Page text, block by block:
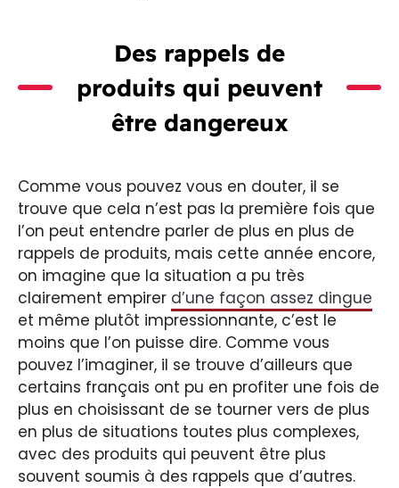
Des rappels de
produits qui peuvent
être dangereux
Comme vous pouvez vous en douter, il se
trouve que cela n’est pas la première fois que
l’on peut entendre parler de plus en plus de
rappels de produits, mais cette année encore,
on imagine que la situation a pu très
clairement empirer d’une façon assez dingue
et même plutôt impressionnante, c’est le
moins que l’on puisse dire. Comme vous
pouvez l’imaginer, il se trouve d’ailleurs que
certains français ont pu en profiter une fois de
plus en choisissant de se tourner vers de plus
en plus de situations toutes plus complexes,
avec des produits qui peuvent être plus
souvent soumis à des rappels que d’autres.